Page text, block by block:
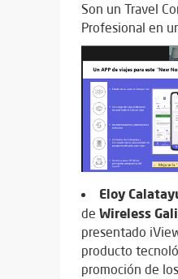
Son un Travel
Profesional en
Eloy
de Wireless
presentado
producto
promoción de